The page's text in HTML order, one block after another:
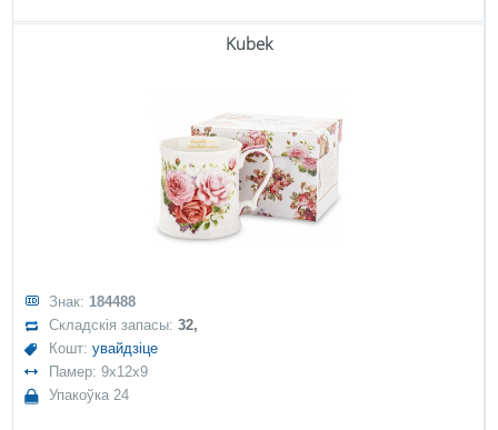
Kubek
Знак: 184488
Складскія запасы:32,
Кошт:увайдзіце
Памер: 9x12x9
Упакоўка 24